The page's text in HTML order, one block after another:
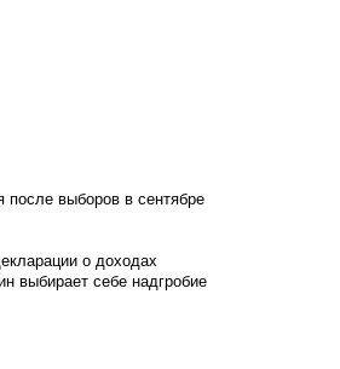
после выборов в сентябре
о доходах
выбирает себе надгробие